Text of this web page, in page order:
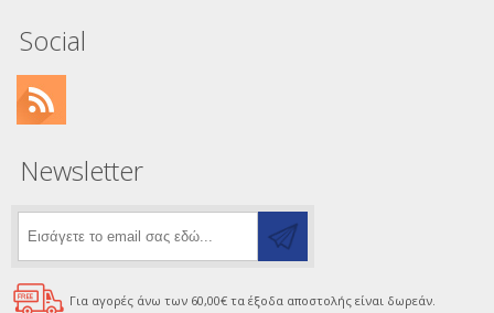
Social
Newsletter
Για αγορές άνω των 60,00€ τα έξοδα αποστολής είναι δωρεάν.